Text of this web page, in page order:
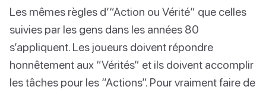
Les mêmes règles d’“Action ou Vérité” que celles
suivies par les gens dans les années 80
s’appliquent. Les joueurs doivent répondre
honnêtement aux “Vérités” et ils doivent accomplir
les tâches pour les “Actions”. Pour vraiment faire de